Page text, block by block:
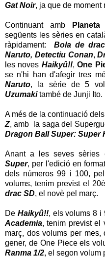
Gat Noir, ja que de moment
Continuant amb
següents les sèries en
ràpidament: Bola de drac
Naruto, Detectiu Conan,
les noves Haikyû!!,One
se n'hi han d'afegir tres
Naruto, la sèrie de 5
Uzumakitambé de Junji Ito.
A més de la continuació dels
Z, amb la saga del
Dragon Ball Super: Super
Anant a les seves sèries
Super, per l'edició en
dels números 99 i 100,
volums, tenim previst el
drac SD, el novè pel març.
De Haikyû!!, els volums 8 i
Academia, tenim previst el
març, dos volums per mes,
gener, de One Piece els
Ranma 1/2, el segon volum